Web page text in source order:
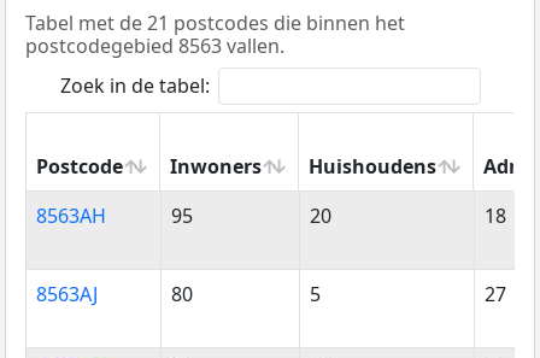
Tabel met de 21 postcodes die binnen het
postcodegebied 8563 vallen.
Zoek in de tabel:
Postcode Inwoners Huishoudens
Postcode
Inwoners Huishoudens
8563AH 95 20 18
8563AJ 80 5 27